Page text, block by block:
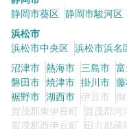
静岡市葵区 静岡市駿河区
浜松市
浜松市中央区 浜松市浜名
沼津市 熱海市 三島市
磐田市 焼津市 掛川市
裾野市 湖西市 伊豆市 御
賀茂郡東伊豆町
賀茂郡河
賀茂郡西伊豆町
田方郡函